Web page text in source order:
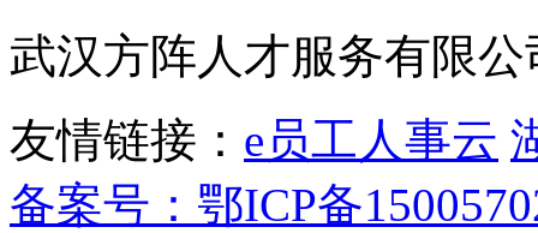
武汉方阵人才服务有限
友情链接： e员工人事云
备案号：鄂ICP备